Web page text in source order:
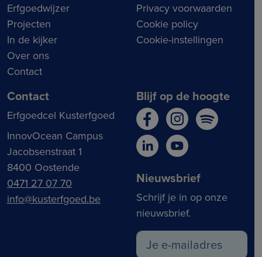
Erfgoedwijzer
Projecten
In de kijker
Over ons
Contact
Privacy voorwaarden
Cookie policy
Cookie-instellingen
Contact
Erfgoedcel Kusterfgoed
InnovOcean Campus
Jacobsenstraat 1
8400 Oostende
0471 27 07 70
info@kusterfgoed.be
Blijf op de hoogte
Nieuwsbrief
Schrijf je in op onze
nieuwsbrief.